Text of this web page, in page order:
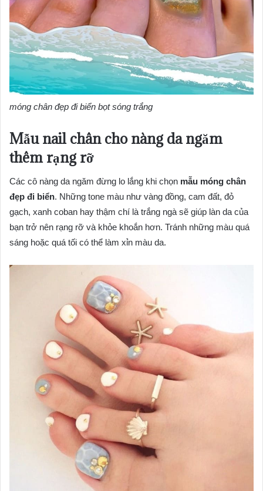
móng chân đẹp đi biển bọt sóng trắng
Mẫu nail chân cho nàng da ngăm
thêm rạng rỡ
Các cô nàng da ngăm đừng lo lắng khi chọn mẫu móng chân
đẹp đi biển. Những tone màu như vàng đồng, cam đất, đỏ
gạch, xanh coban hay thậm chí là trắng ngà sẽ giúp làn da của
bạn trở nên rạng rỡ và khỏe khoắn hơn. Tránh những màu quá
sáng hoặc quá tối có thể làm xỉn màu da.